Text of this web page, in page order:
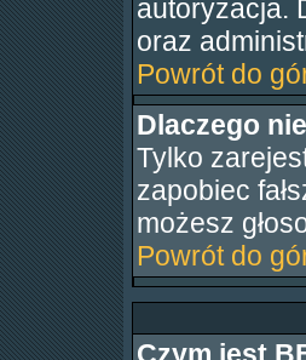
autoryzacja.
oraz
Powrót do
Dlaczego
Tylko
zapobiec
możesz
Powrót do